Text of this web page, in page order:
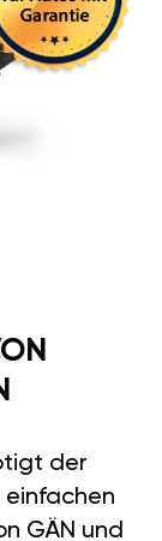
der
einfachen
GÄN und